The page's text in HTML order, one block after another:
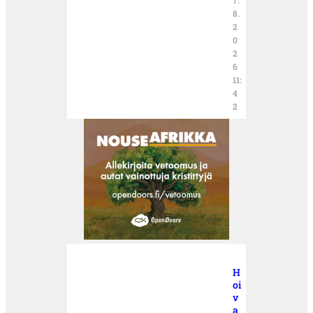
8.
2
0
2
6
11:
4
2
H
oi
v
a